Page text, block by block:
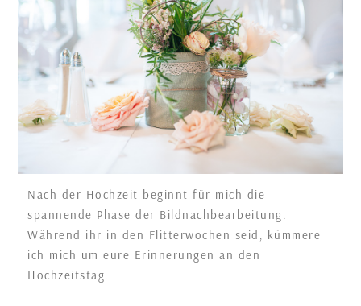
Nach der Hochzeit beginnt für mich die
spannende Phase der Bildnachbearbeitung.
Während ihr in den Flitterwochen seid, kümmere
ich mich um eure Erinnerungen an den
Hochzeitstag.